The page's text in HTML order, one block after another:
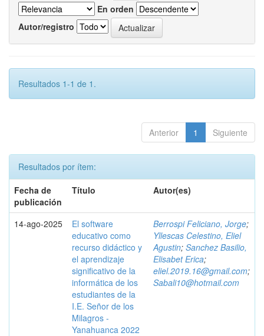
En orden
Autor/registro
Resultados 1-1 de 1.
Anterior 1 Siguiente
Resultados por ítem:
Fecha de
publicación
Título Autor(es)
14-ago-2025
El software
educativo como
recurso didáctico y
el aprendizaje
significativo de la
informática de los
estudiantes de la
I.E. Señor de los
Milagros -
Yanahuanca 2022
Berrospi Feliciano, Jorge;
Yllescas Celestino, Eliel
Agustin; Sanchez Basilio,
Elisabet Erica;
eliel.2019.16@gmail.com;
Sabali10@hotmail.com